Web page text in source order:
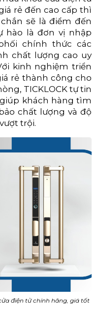
rẻ đến cao cấp thì
sẽ là điểm đến
hào là đơn vị nhập
chính thức các
chất lượng cao uy
kinh nghiệm triển
rẻ thành công cho
TICKLOCK tự tin
khách hàng tìm
chất lượng và độ
trội.
điện tử chính hãng, giá tốt